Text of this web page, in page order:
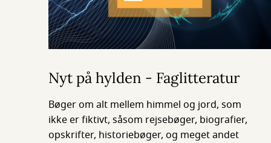
Nyt på hylden - Faglitteratur
Bøger om alt mellem himmel og jord, som
ikke er fiktivt, såsom rejsebøger, biografier,
opskrifter, historiebøger, og meget andet